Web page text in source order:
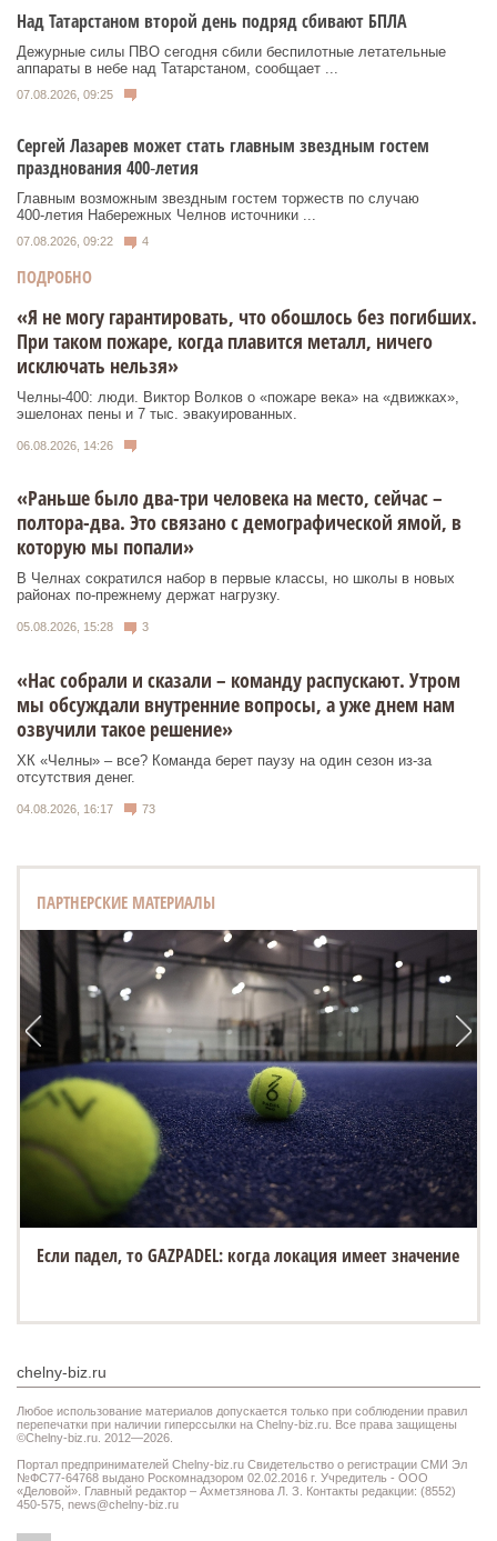
Над Татарстаном второй день подряд сбивают БПЛА
Дежурные силы ПВО сегодня сбили беспилотные летательные
аппараты в небе над Татарстаном, сообщает ...
07.08.2026, 09:25
Сергей Лазарев может стать главным звездным гостем
празднования 400‑летия
Главным возможным звездным гостем торжеств по случаю
400‑летия Набережных Челнов источники ...
07.08.2026, 09:22 4
ПОДРОБНО
«Я не могу гарантировать, что обошлось без погибших.
При таком пожаре, когда плавится металл, ничего
исключать нельзя»
Челны-400: люди. Виктор Волков о «пожаре века» на «движках»,
эшелонах пены и 7 тыс. эвакуированных.
06.08.2026, 14:26
«Раньше было два-три человека на место, сейчас –
полтора-два. Это связано с демографической ямой, в
которую мы попали»
В Челнах сократился набор в первые классы, но школы в новых
районах по-прежнему держат нагрузку.
05.08.2026, 15:28 3
«Нас собрали и сказали – команду распускают. Утром
мы обсуждали внутренние вопросы, а уже днем нам
озвучили такое решение»
ХК «Челны» – все? Команда берет паузу на один сезон из-за
отсутствия денег.
04.08.2026, 16:17 73
ПАРТНЕРСКИЕ МАТЕРИАЛЫ
Если падел, то GAZPADEL: когда локация имеет значение
chelny-biz.ru
Любое использование материалов допускается только при соблюдении правил
перепечатки при наличии гиперссылки на Chelny-biz.ru. Все права защищены
©Chelny-biz.ru. 2012—2026.
Портал предпринимателей Chelny-biz.ru Свидетельство о регистрации СМИ Эл
№ФС77-64768 выдано Роскомнадзором 02.02.2016 г. Учредитель - ООО
«Деловой». Главный редактор – Ахметзянова Л. З. Контакты редакции: (8552)
450-575, news@chelny-biz.ru